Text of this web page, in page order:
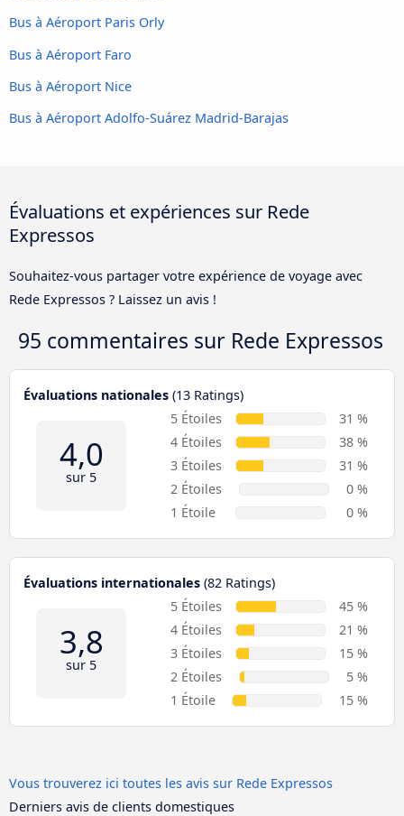
Bus à Aéroport Paris Orly
Bus à Aéroport Faro
Bus à Aéroport Nice
Bus à Aéroport Adolfo-Suárez Madrid-Barajas
Évaluations et expériences sur Rede
Expressos
Souhaitez-vous partager votre expérience de voyage avec
Rede Expressos ? Laissez un avis !
95 commentaires sur Rede Expressos
Évaluations nationales (13 Ratings)
4,0
sur 5
5 Étoiles
31 %
4 Étoiles
38 %
3 Étoiles
31 %
2 Étoiles
0 %
1 Étoile
0 %
Évaluations internationales (82 Ratings)
3,8
sur 5
5 Étoiles
45 %
4 Étoiles
21 %
3 Étoiles
15 %
2 Étoiles
5 %
1 Étoile
15 %
Vous trouverez ici toutes les avis sur Rede Expressos
Derniers avis de clients domestiques